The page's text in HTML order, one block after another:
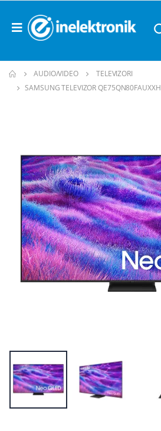
AUDIO/VIDEO
TELEVIZORI
SAMSUNG TELEVIZOR QE75QN80FAUXXH